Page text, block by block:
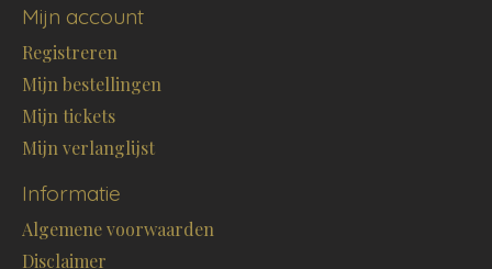
Mijn account
Registreren
Mijn bestellingen
Mijn tickets
Mijn verlanglijst
Informatie
Algemene voorwaarden
Disclaimer